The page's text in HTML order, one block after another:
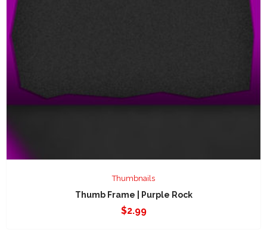
Thumbnails
Thumb Frame | Purple Rock
$2.99